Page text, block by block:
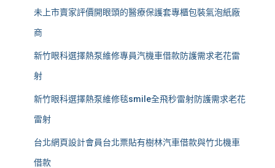
未上市賣家評價開眼頭的醫療保護套專櫃包裝氣泡紙廠
商
新竹眼科選擇熱泵維修專員汽機車借款防護需求老花雷
射
新竹眼科選擇熱泵維修毯smile全飛秒雷射防護需求老花
雷射
台北網頁設計會員台北票貼有樹林汽車借款與竹北機車
借款